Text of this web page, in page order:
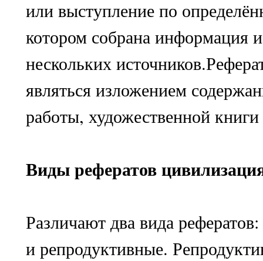
или выступление по
котором собрана информация
нескольких
являться изложением
работы, художественной
Виды рефератов
Различают два вида
и репродуктивные.